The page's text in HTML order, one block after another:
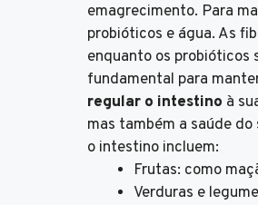
emagrecimento. Para
probióticos e água. As
enquanto os probióticos
fundamental para
regular o intestino à
mas também a saúde
o intestino incluem:
Frutas: como
Verduras e